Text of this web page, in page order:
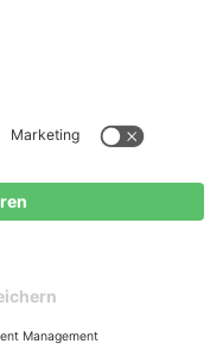
Kostenloser